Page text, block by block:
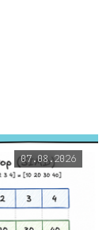
07.08.2026